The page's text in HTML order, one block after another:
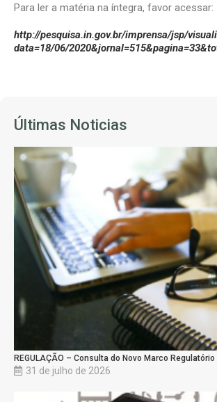
Para ler a matéria na íntegra, favor acessar:
http://pesquisa.in.gov.br/imprensa/jsp/
data=18/06/
Últimas Noticias
REGULAÇÃO – Consulta do Novo Marco
31 de julho de 2026